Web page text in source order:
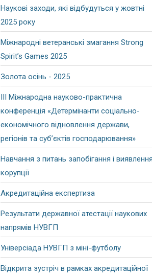
Наукові заходи, які відбудуться у жовтні
2025 року
Міжнародні ветеранські змагання Strong
Spirit’s Games 2025
Золота осінь - 2025
ІІІ Міжнародна науково-практична
конференція «Детермінанти соціально-
економічного відновлення держави,
регіонів та суб’єктів господарювання»
Навчання з питань запобігання і виявлення
корупції
Акредитаційна експертиза
Результати державної атестації наукових
напрямів НУВГП
Універсіада НУВГП з міні-футболу
Відкрита зустріч в рамках акредитаційної